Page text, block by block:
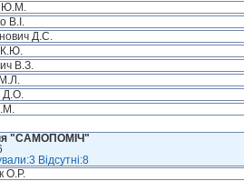
Ю.М.
В.І.
Д.С.
К.Ю.
В.З.
Д.О.
"САМОПОМІЧ"
Відсутні:8
О.Р.